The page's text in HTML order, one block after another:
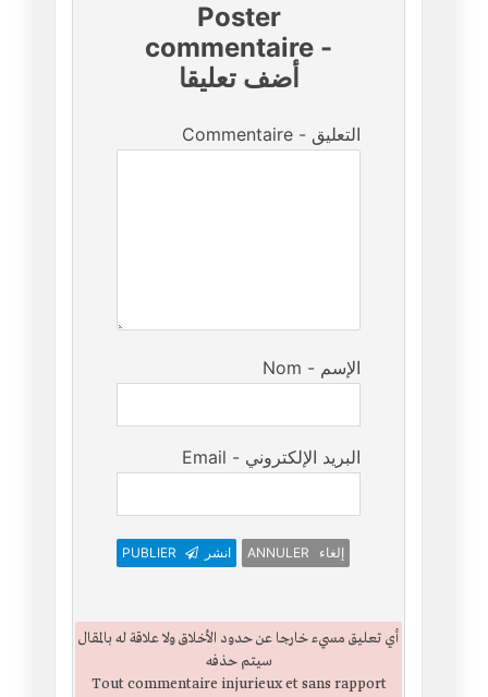
Poster
commentaire -
أضف تعليقا
Commentaire - التعليق
Nom - الإسم
Email - البريد الإلكتروني
PUBLIER انشر ANNULER إلغاء
أي تعليق مسيء خارجا عن حدود الأخلاق ولا علاقة له بالمقال
سيتم حذفه
Tout commentaire injurieux et sans rapport